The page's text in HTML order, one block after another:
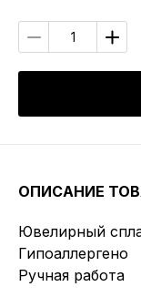
ОПИСАНИЕ
Ювелирный
Гипоаллергено
Ручная работа